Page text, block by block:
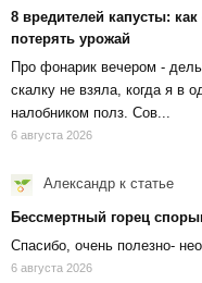
8 вредителей капусты:
потерять урожай
Про фонарик вечером -
скалку не взяла, когда я в
налобником полз. Сов...
6 августа 2026
Александр к статье
Бессмертный горец
Спасибо, очень полезно-
6 августа 2026